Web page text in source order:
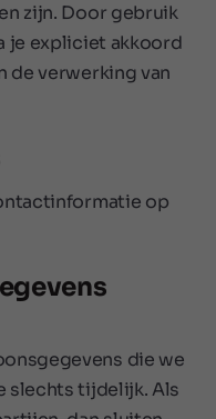
zijn. Door gebruik
je expliciet akkoord
de verwerking van
op
die we
slechts tijdelijk. Als